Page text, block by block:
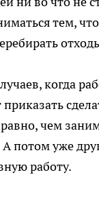
тем,
когда
чем
А потом уже
работу.